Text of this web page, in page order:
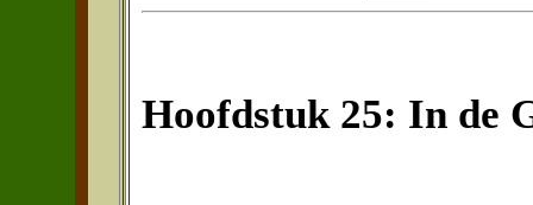
Hoofdstuk 25: In de